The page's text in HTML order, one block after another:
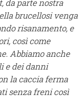
da parte nostra
brucellosi venga
risanamento, e
così come
Abbiamo anche
e dei danni
la caccia ferma
senza freni così